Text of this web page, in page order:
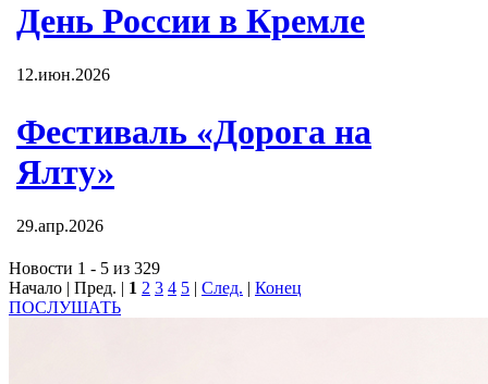
День России в Кремле
12.июн.2026
Фестиваль «Дорога на
Ялту»
29.апр.2026
Новости 1 - 5 из 329
Начало | Пред. | 1 2 3 4 5 | След. | Конец
ПОСЛУШАТЬ